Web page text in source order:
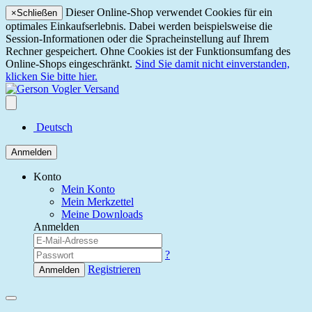
×Schließen
Dieser Online-Shop verwendet Cookies für ein
optimales Einkaufserlebnis. Dabei werden beispielsweise die
Session-Informationen oder die Spracheinstellung auf Ihrem
Rechner gespeichert. Ohne Cookies ist der Funktionsumfang des
Online-Shops eingeschränkt. Sind Sie damit nicht einverstanden,
klicken Sie bitte hier.
Deutsch
Anmelden
Konto
Mein Konto
Mein Merkzettel
Meine Downloads
Anmelden
?
Anmelden Registrieren